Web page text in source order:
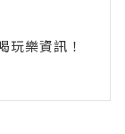
樂資訊！